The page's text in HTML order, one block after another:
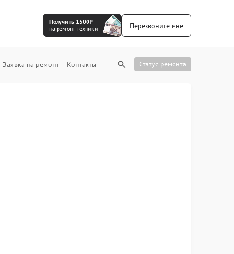
Получить 1500₽
на ремонт техники
Перезвоните мне
Заявка на ремонт Контакты Статус ремонта